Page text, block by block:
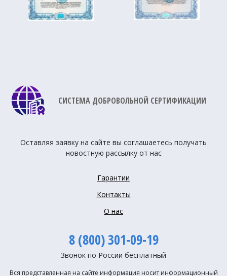
СИСТЕМА ДОБРОВОЛЬНОЙ СЕРТИФИКАЦИИ
Оставляя заявку на сайте вы соглашаетесь получать
новостную рассылку от нас
Гарантии
Контакты
О нас
8 (800) 301-09-19
Звонок по России бесплатный
Вся представленная на сайте информация носит информационный